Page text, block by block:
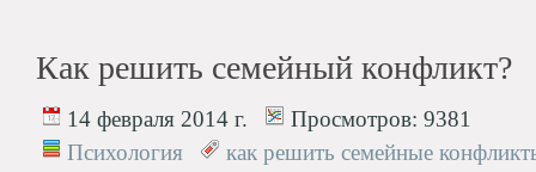
Как решить семейный конфликт?
14 февраля 2014 г. Просмотров: 9381
Психология
как решить семейные